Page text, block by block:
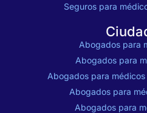
Seguros para
Abogados para
Abogados para
Abogados para
Abogados para
Abogados para